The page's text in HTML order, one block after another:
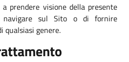
prendere visione della presente
navigare sul Sito o di fornire
qualsiasi genere.